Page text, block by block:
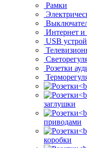
Рамки
Интернет и
USB
Розетки
заглушки
приводами
коробки